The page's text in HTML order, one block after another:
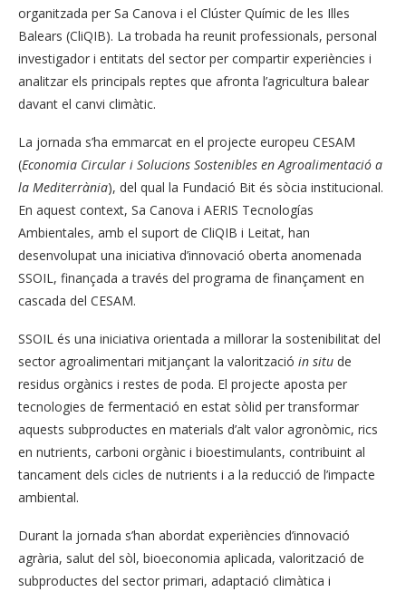
organitzada per Sa Canova i el Clúster Químic de les Illes
Balears (CliQIB). La trobada ha reunit professionals, personal
investigador i entitats del sector per compartir experiències i
analitzar els principals reptes que afronta l’agricultura balear
davant el canvi climàtic.
La jornada s’ha emmarcat en el projecte europeu CESAM
(Economia Circular i Solucions Sostenibles en Agroalimentació a
la Mediterrània), del qual la Fundació Bit és sòcia institucional.
En aquest context, Sa Canova i AERIS Tecnologías
Ambientales, amb el suport de CliQIB i Leitat, han
desenvolupat una iniciativa d’innovació oberta anomenada
SSOIL, finançada a través del programa de finançament en
cascada del CESAM.
SSOIL és una iniciativa orientada a millorar la sostenibilitat del
sector agroalimentari mitjançant la valorització in situ de
residus orgànics i restes de poda. El projecte aposta per
tecnologies de fermentació en estat sòlid per transformar
aquests subproductes en materials d’alt valor agronòmic, rics
en nutrients, carboni orgànic i bioestimulants, contribuint al
tancament dels cicles de nutrients i a la reducció de l’impacte
ambiental.
Durant la jornada s’han abordat experiències d’innovació
agrària, salut del sòl, bioeconomia aplicada, valorització de
subproductes del sector primari, adaptació climàtica i